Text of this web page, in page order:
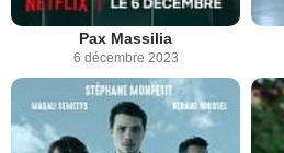
Pax Massilia
6 décembre 2023